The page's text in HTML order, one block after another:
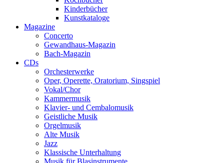
Kinderbücher
Kunstkataloge
Magazine
Concerto
Gewandhaus-Magazin
Bach-Magazin
CDs
Orchesterwerke
Oper, Operette, Oratorium, Singspiel
Vokal/Chor
Kammermusik
Klavier- und Cembalomusik
Geistliche Musik
Orgelmusik
Alte Musik
Jazz
Klassische Unterhaltung
Musik für Blasinstrumente